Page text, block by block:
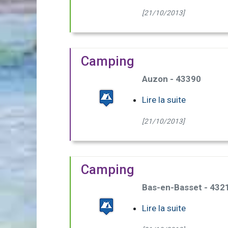
[21/10/2013]
Camping
Auzon - 43390
Lire la suite
[21/10/2013]
Camping
Bas-en-Basset -
Lire la suite